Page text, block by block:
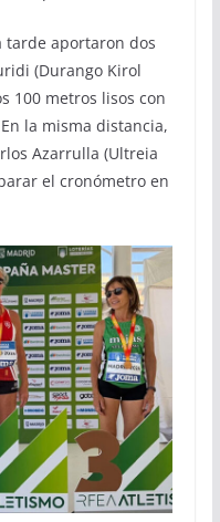
tarde aportaron dos
(Durango Kirol
100 metros lisos con
la misma distancia,
Azarrulla (Ultreia
el cronómetro en